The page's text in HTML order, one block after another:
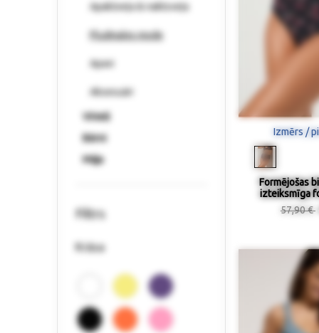
Apakšveļa & naktsveļa
Pludmales mode
Apavi
Aksesuāri
Vīrieši
Bērni
Māja
Filtrs
Krāsa
Izmērs /
Formējošas
izteiksmīga
57,90 €